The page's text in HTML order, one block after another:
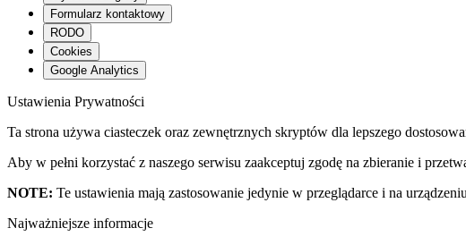
Formularz kontaktowy
RODO
Cookies
Google Analytics
Ustawienia Prywatności
Ta strona używa ciasteczek oraz zewnętrznych skryptów dla lepszego
Aby w pełni korzystać z naszego serwisu zaakceptuj zgodę na zbieranie i
NOTE: Te ustawienia mają zastosowanie jedynie w przeglądarce i na
Najważniejsze informacje